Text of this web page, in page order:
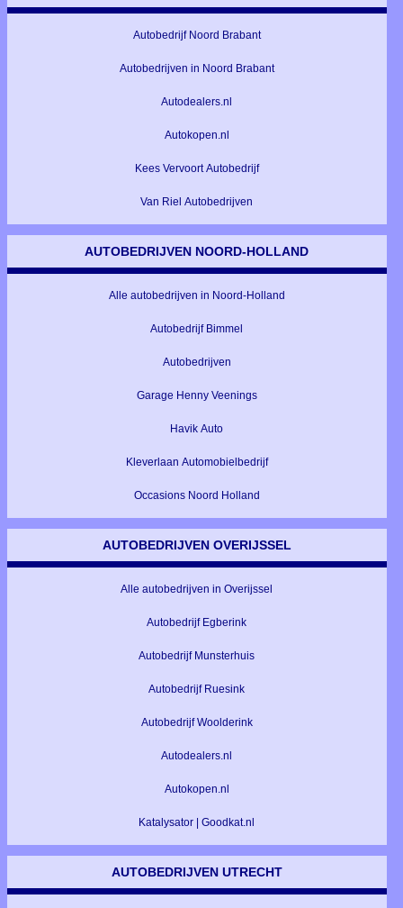
Autobedrijf Noord Brabant
Autobedrijven in Noord Brabant
Autodealers.nl
Autokopen.nl
Kees Vervoort Autobedrijf
Van Riel Autobedrijven
AUTOBEDRIJVEN NOORD-HOLLAND
Alle autobedrijven in Noord-Holland
Autobedrijf Bimmel
Autobedrijven
Garage Henny Veenings
Havik Auto
Kleverlaan Automobielbedrijf
Occasions Noord Holland
AUTOBEDRIJVEN OVERIJSSEL
Alle autobedrijven in Overijssel
Autobedrijf Egberink
Autobedrijf Munsterhuis
Autobedrijf Ruesink
Autobedrijf Woolderink
Autodealers.nl
Autokopen.nl
Katalysator | Goodkat.nl
AUTOBEDRIJVEN UTRECHT